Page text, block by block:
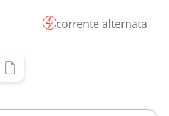
corrente alternata